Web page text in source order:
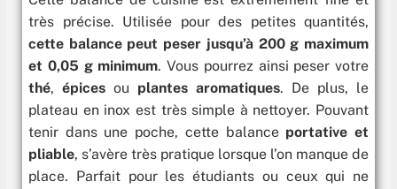
très précise. Utilisée pour des petites quantités,
cette balance peut peser jusqu’à 200 g maximum
et 0,05 g minimum. Vous pourrez ainsi peser votre
thé, épices ou plantes aromatiques. De plus, le
plateau en inox est très simple à nettoyer. Pouvant
tenir dans une poche, cette balance portative et
pliable, s’avère très pratique lorsque l’on manque de
place. Parfait pour les étudiants ou ceux qui ne